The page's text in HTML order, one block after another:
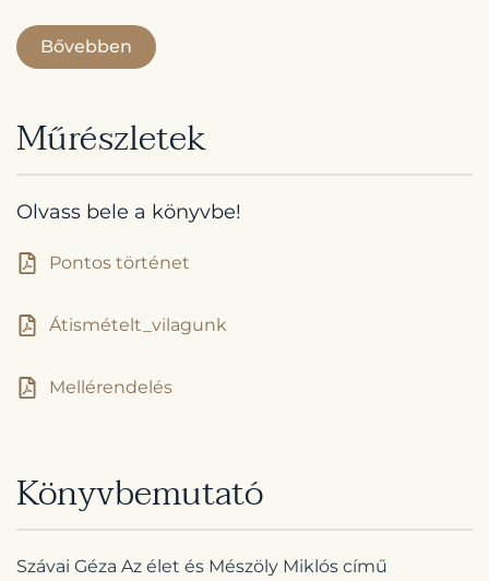
Bővebben
Műrészletek
Olvass bele a könyvbe!
Pontos történet
Átismételt_vilagunk
Mellérendelés
Könyvbemutató
Szávai Géza Az élet és Mészöly Miklós című